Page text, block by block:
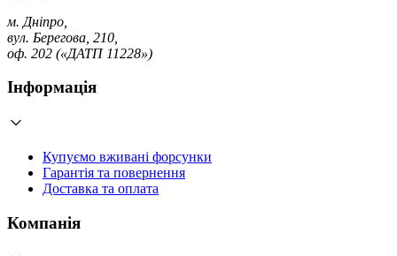
м. Дніпро,
вул. Берегова, 210,
оф. 202 («ДАТП 11228»)
Інформація
Купуємо вживані форсунки
Гарантія та повернення
Доставка та оплата
Компанія